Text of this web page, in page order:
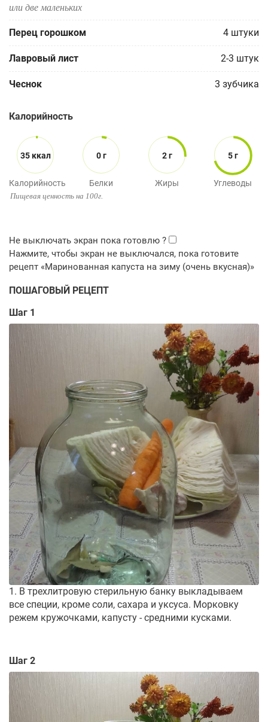
или две маленьких
Перец горошком 4 штуки
Лавровый лист 2-3 штук
Чеснок 3 зубчика
Калорийность
35 ккал
Калорийность
0 г
Белки
2 г
Жиры
5 г
Углеводы
Пищевая ценность на 100г.
ПОШАГОВЫЙ РЕЦЕПТ
Шаг 1
1. В трехлитровую стерильную банку выкладываем
все специи, кроме соли, сахара и уксуса. Морковку
режем кружочками, капусту - средними кусками.
Шаг 2